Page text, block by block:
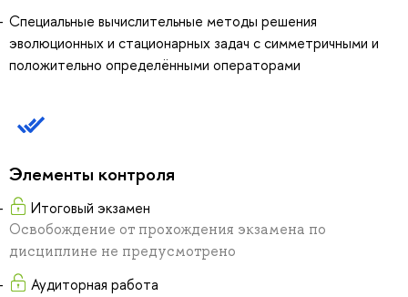
Специальные вычислительные методы решения
эволюционных и стационарных задач с симметричными и
положительно определёнными операторами
Элементы контроля
Итоговый экзамен
Освобождение от прохождения экзамена по
дисциплине не предусмотрено
Аудиторная работа